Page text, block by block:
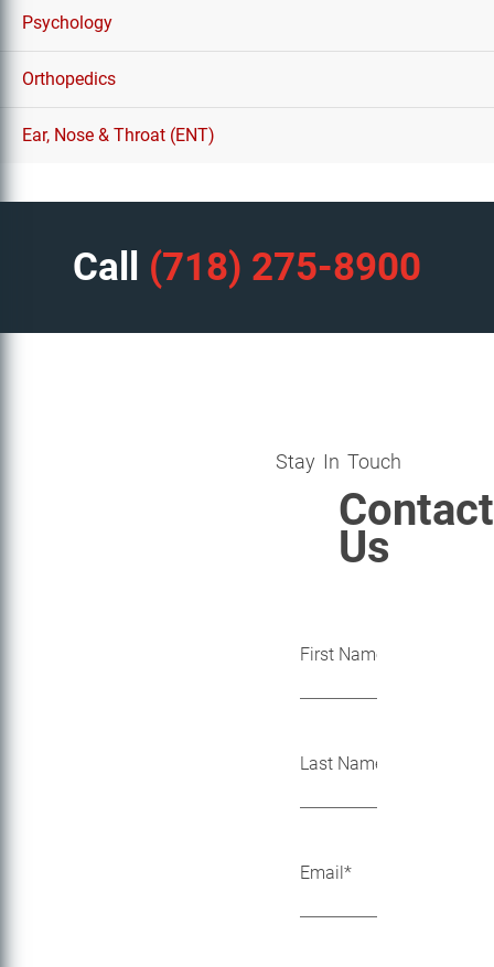
Psychology
Orthopedics
Ear, Nose & Throat (ENT)
Call (718) 275-8900
Stay In Touch
Contact
Us